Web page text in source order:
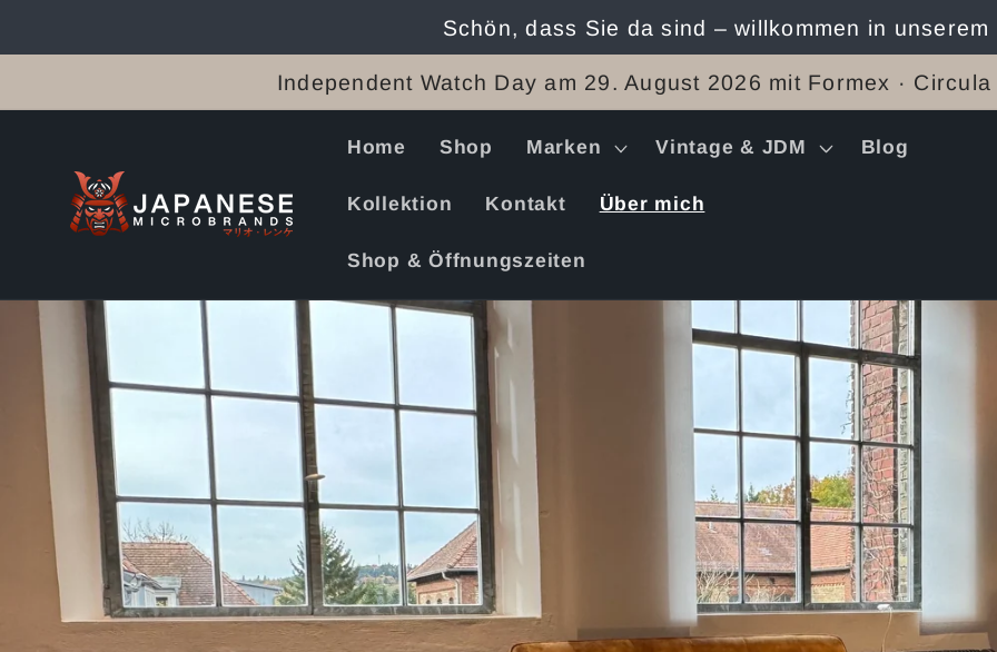
Inhalt
Schön, dass Sie da sind – willkommen in unserem
Independent Watch Day am 29. August 2026 mit Formex · Circula
Home Shop Marken Vintage & JDM Blog
Kollektion Kontakt Über mich
Shop & Öffnungszeiten